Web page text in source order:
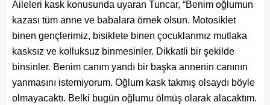
Aileleri kask konusunda uyaran Tuncar, “Benim oğlumun
kazası tüm anne ve babalara örnek olsun. Motosiklet
binen gençlerimiz, bisiklete binen çocuklarımız mutlaka
kasksız ve kolluksuz binmesinler. Dikkatli bir şekilde
binsinler. Benim canım yandı bir başka annenin canının
yanmasını istemiyorum. Oğlum kask takmış olsaydı böyle
olmayacaktı. Belki bugün oğlumu ölmüş olarak alacaktım.